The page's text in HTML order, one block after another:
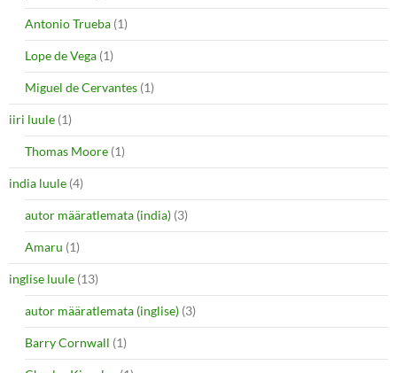
Antonio Trueba (1)
Lope de Vega (1)
Miguel de Cervantes (1)
iiri luule (1)
Thomas Moore (1)
india luule (4)
autor määratlemata (india) (3)
Amaru (1)
inglise luule (13)
autor määratlemata (inglise) (3)
Barry Cornwall (1)